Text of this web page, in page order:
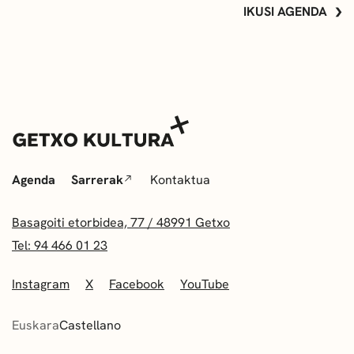
IKUSI AGENDA
Agenda Sarrerak Kontaktua
Basagoiti etorbidea, 77 / 48991 Getxo
Tel: 94 466 01 23
Instagram X Facebook YouTube
EuskaraCastellano